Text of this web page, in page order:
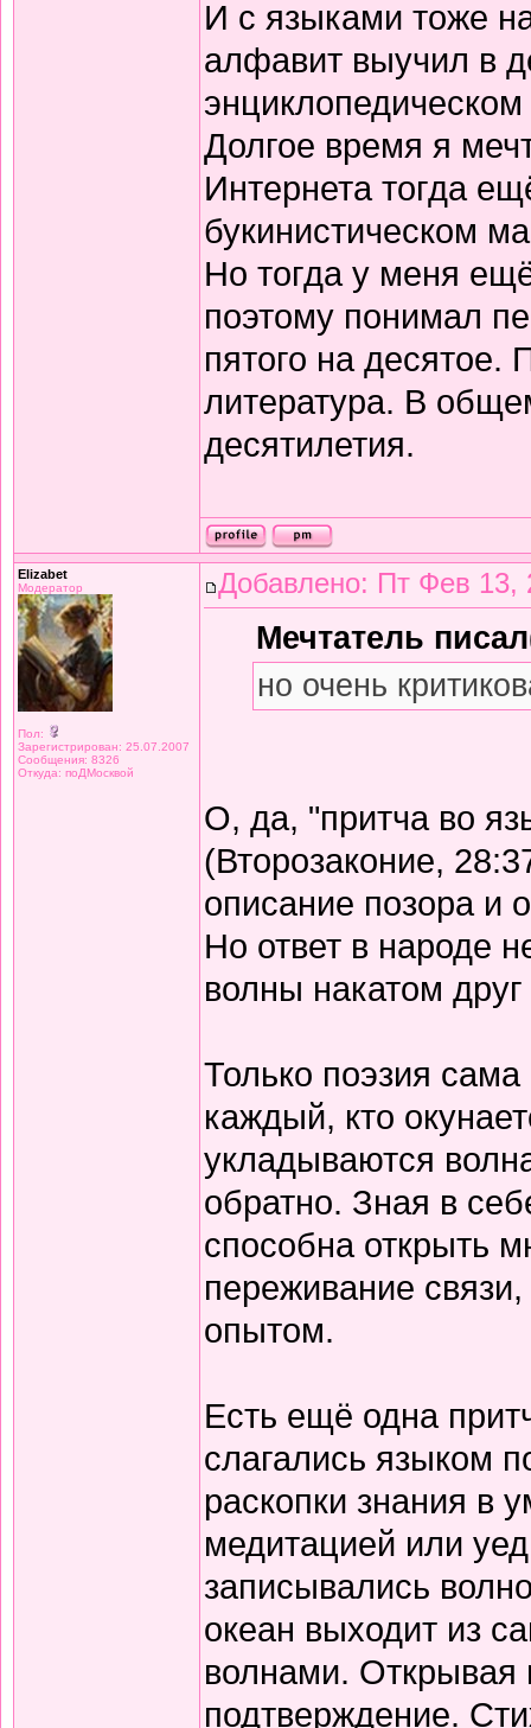
И с языками тоже
алфавит выучил в
Долгое время я
Интернета тогда
букинистическом
Но тогда у меня
поэтому понимал
пятого на десятое.
литература. В
десятилетия.
Elizabet
Модератор
Пол:
Зарегистрирован: 25.07.2007
Сообщения: 8326
Откуда: поДМосквой
Добавлено: Пт Фев 13,
Мечтатель
но очень
О, да, "притча во
(Второзаконие,
описание позора и
Но ответ в народе
волны накатом
Только поэзия
каждый, кто
укладываются
обратно. Зная в
способна открыть
переживание связи,
опытом.
Есть ещё одна
слагались языком
раскопки знания в
медитацией или
записывались
океан выходит из
волнами. Открывая
подтверждение.